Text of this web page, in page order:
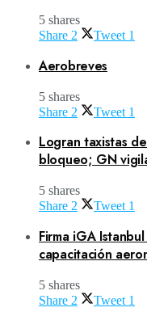
5 shares
Share 2 Tweet 1
Aerobreves
5 shares
Share 2 Tweet 1
Logran taxistas
bloqueo; GN
5 shares
Share 2 Tweet 1
Firma iGA
capacitación
5 shares
Share 2 Tweet 1